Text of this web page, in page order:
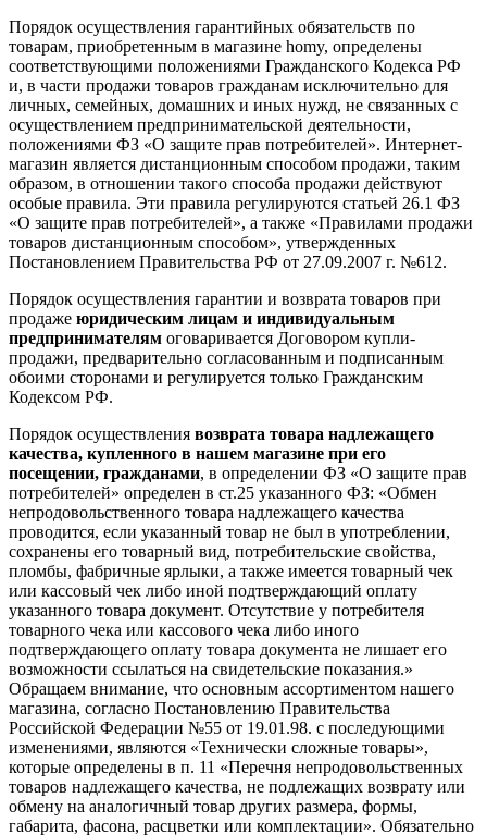
Порядок осуществления гарантийных обязательств по
товарам, приобретенным в магазине homy, определены
соответствующими положениями Гражданского Кодекса РФ
и, в части продажи товаров гражданам исключительно для
личных, семейных, домашних и иных нужд, не связанных с
осуществлением предпринимательской деятельности,
положениями ФЗ «О защите прав потребителей». Интернет-
магазин является дистанционным способом продажи, таким
образом, в отношении такого способа продажи действуют
особые правила. Эти правила регулируются статьей 26.1 ФЗ
«О защите прав потребителей», а также «Правилами продажи
товаров дистанционным способом», утвержденных
Постановлением Правительства РФ от 27.09.2007 г. №612.
Порядок осуществления гарантии и возврата товаров при
продаже юридическим лицам и индивидуальным
предпринимателям оговаривается Договором купли-
продажи, предварительно согласованным и подписанным
обоими сторонами и регулируется только Гражданским
Кодексом РФ.
Порядок осуществления возврата товара надлежащего
качества, купленного в нашем магазине при его
посещении, гражданами, в определении ФЗ «О защите прав
потребителей» определен в ст.25 указанного ФЗ: «Обмен
непродовольственного товара надлежащего качества
проводится, если указанный товар не был в употреблении,
сохранены его товарный вид, потребительские свойства,
пломбы, фабричные ярлыки, а также имеется товарный чек
или кассовый чек либо иной подтверждающий оплату
указанного товара документ. Отсутствие у потребителя
товарного чека или кассового чека либо иного
подтверждающего оплату товара документа не лишает его
возможности ссылаться на свидетельские показания.»
Обращаем внимание, что основным ассортиментом нашего
магазина, согласно Постановлению Правительства
Российской Федерации №55 от 19.01.98. с последующими
изменениями, являются «Технически сложные товары»,
которые определены в п. 11 «Перечня непродовольственных
товаров надлежащего качества, не подлежащих возврату или
обмену на аналогичный товар других размера, формы,
габарита, фасона, расцветки или комплектации». Обязательно